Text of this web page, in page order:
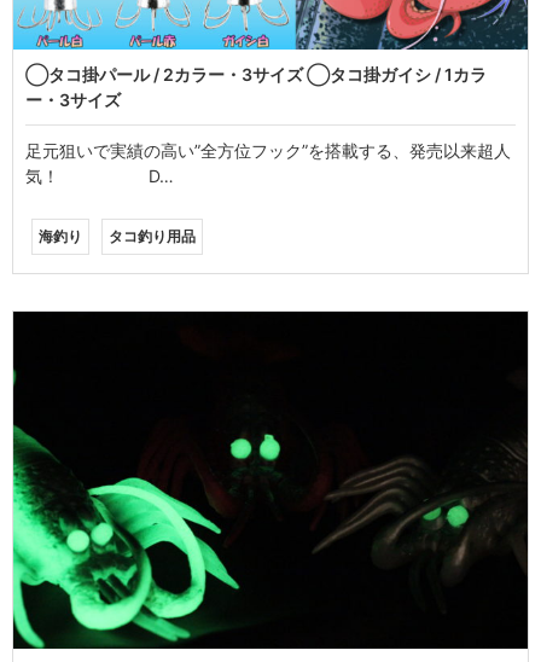
◯タコ掛パール / 2カラー・3サイズ ◯タコ掛ガイシ / 1カラ
ー・3サイズ
足元狙いで実績の高い”全方位フック”を搭載する、発売以来超人
気！ D…
海釣り タコ釣り用品